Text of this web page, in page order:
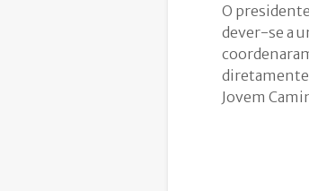
O
dever-se a
diretamente
Jovem